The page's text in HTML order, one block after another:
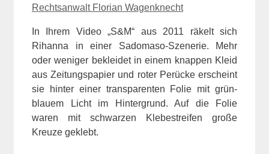
Rechtsanwalt Florian Wagenknecht
In Ihrem Video „S&M“ aus 2011 räkelt sich
Rihanna in einer Sadomaso-Szenerie. Mehr
oder weniger bekleidet in einem knappen Kleid
aus Zeitungspapier und roter Perücke erscheint
sie hinter einer transparenten Folie mit grün-
blauem Licht im Hintergrund. Auf die Folie
waren mit schwarzen Klebestreifen große
Kreuze geklebt.